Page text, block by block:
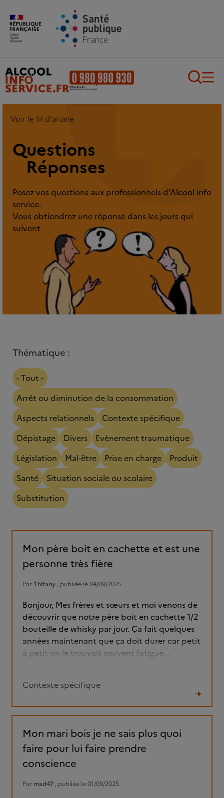
Aller au contenu principal
Voir le fil d'ariane
Questions
Réponses
Posez vos questions aux professionnels d’Alcool info
service.
Vous obtiendrez une réponse dans les jours qui
suivent
Thématique :
- Tout -
Arrêt ou diminution de la consommation
Aspects relationnels
Contexte spécifique
Dépistage
Divers
Evènement traumatique
Législation
Mal-être Prise en charge
Produit
Santé
Situation sociale ou scolaire
Substitution
Mon père boit en cachette et est une
personne très fière
Par Thifany , publiée le 04/09/2025
Bonjour, Mes frères et sœurs et moi venons de
découvrir que notre père boit en cachette 1/2
bouteille de whisky par jour. Ça fait quelques
années maintenant que ça doit durer car petit
à petit on le trouvait souvent fatigué...
Contexte spécifique
le
Mon mari bois je ne sais plus quoi
faire pour lui faire prendre
conscience
Par mad47 , publiée le 01/09/2025